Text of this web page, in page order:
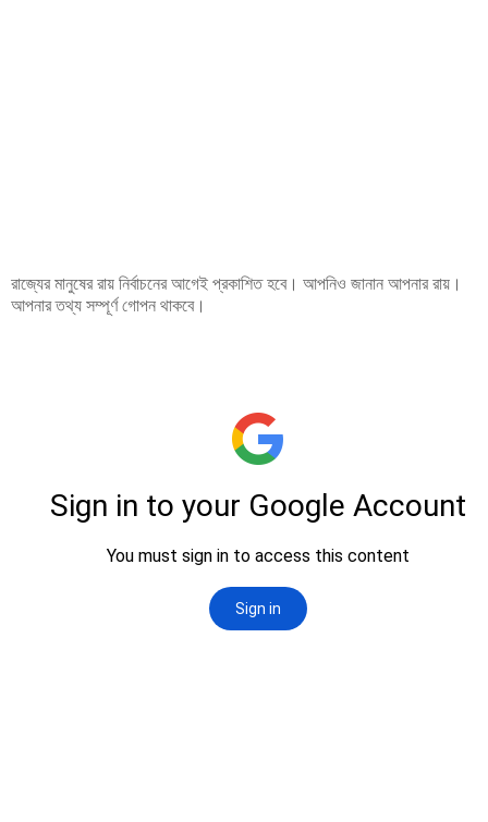
রাজ্যের মানুষের রায় নির্বাচনের আগেই প্রকাশিত হবে। আপনিও জানান আপনার রায়।
আপনার তথ্য সম্পূর্ণ গোপন থাকবে।